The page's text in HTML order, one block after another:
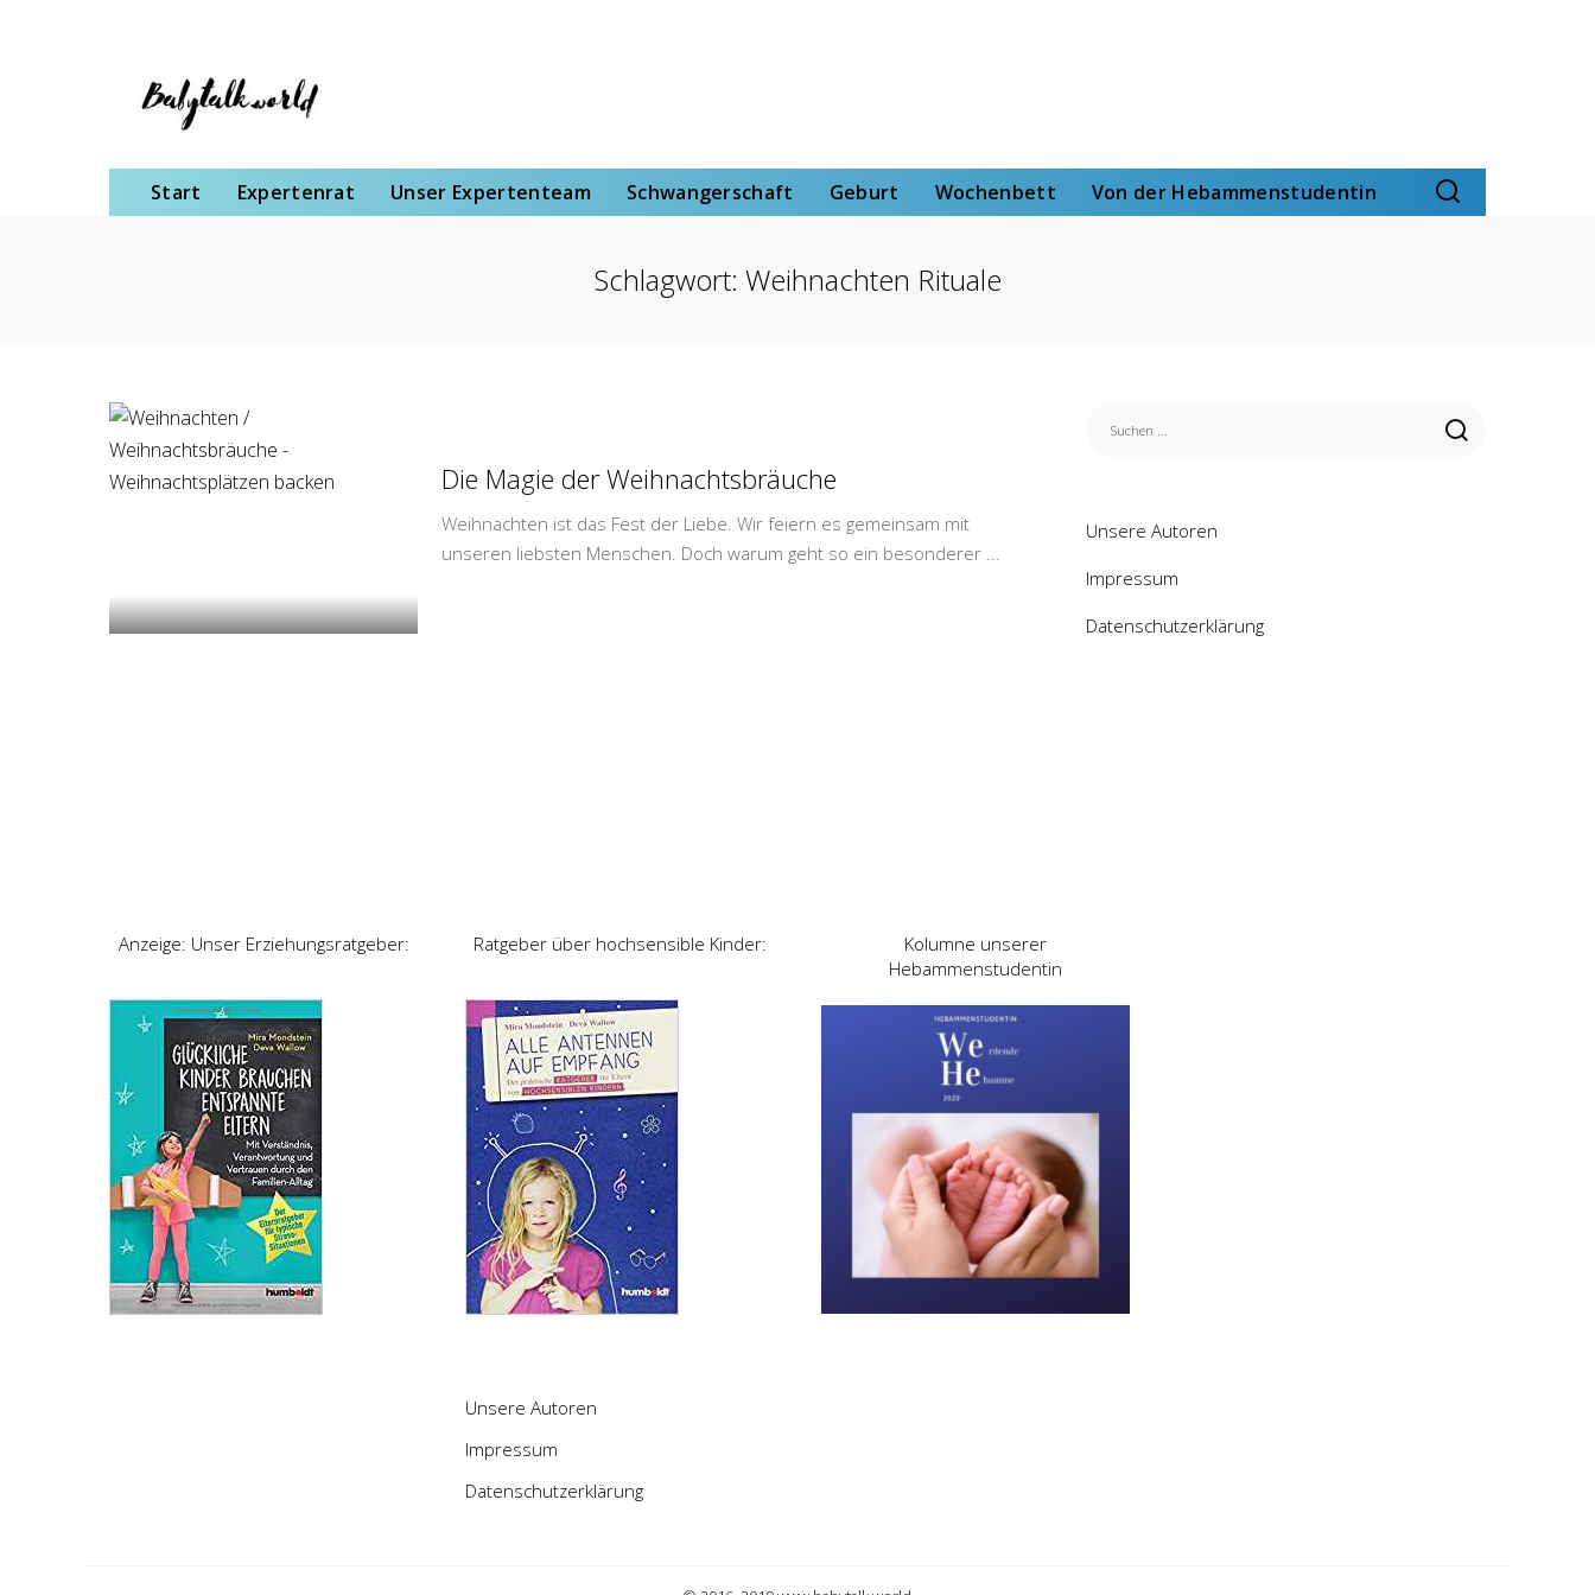
Start Expertenrat Unser Expertenteam Schwangerschaft Geburt Wochenbett Von der Hebammenstudentin
Schlagwort: Weihnachten Rituale
Die Magie der Weihnachtsbräuche
Weihnachten ist das Fest der Liebe. Wir feiern es gemeinsam mit
unseren liebsten Menschen. Doch warum geht so ein besonderer
Unsere Autoren
Impressum
Datenschutzerklärung
Anzeige: Unser Erziehungsratgeber: Ratgeber über hochsensible Kinder:
Unsere Autoren
Impressum
Datenschutzerklärung
Kolumne unserer
Hebammenstudentin